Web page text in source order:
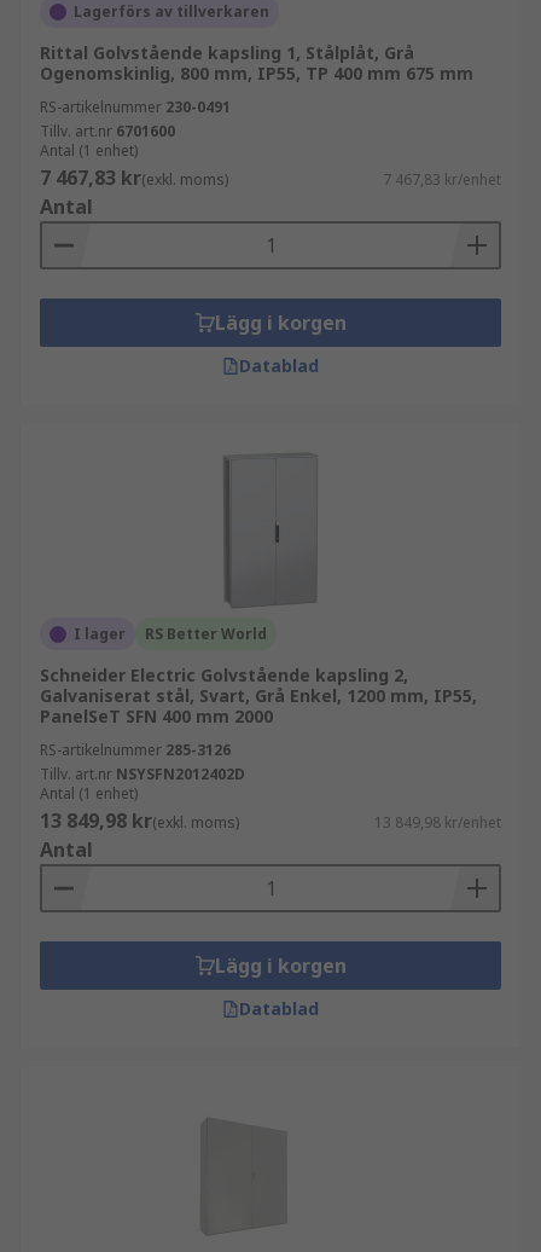
Lagerförs av tillverkaren
Rittal Golvstående kapsling 1, Stålplåt, Grå
Ogenomskinlig, 800 mm, IP55, TP 400 mm 675 mm
RS-artikelnummer 230-0491
Tillv. art.nr 6701600
Antal (1 enhet)
7 467,83 kr(exkl. moms) 7 467,83 kr/enhet
Antal
Lägg i korgen
Datablad
I lager RS Better World
Schneider Electric Golvstående kapsling 2,
Galvaniserat stål, Svart, Grå Enkel, 1200 mm, IP55,
PanelSeT SFN 400 mm 2000
RS-artikelnummer 285-3126
Tillv. art.nr NSYSFN2012402D
Antal (1 enhet)
13 849,98 kr(exkl. moms) 13 849,98 kr/enhet
Antal
Lägg i korgen
Datablad